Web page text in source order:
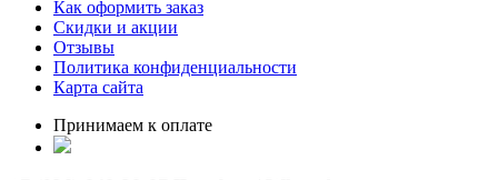
Как оформить заказ
Скидки и акции
Отзывы
Политика конфиденциальности
Карта сайта
Принимаем к оплате